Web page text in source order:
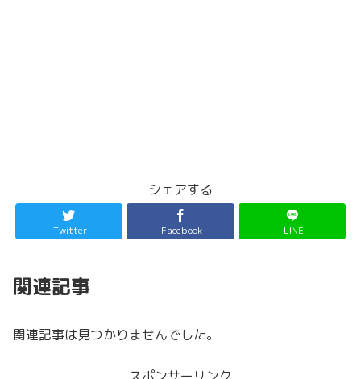
シェアする
Twitter Facebook LINE
関連記事
関連記事は見つかりませんでした。